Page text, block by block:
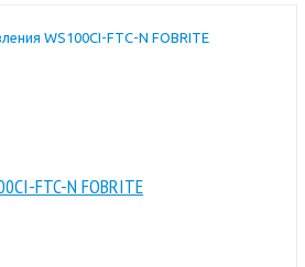
FTC-N FOBRITE